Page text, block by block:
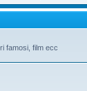
famosi, film ecc